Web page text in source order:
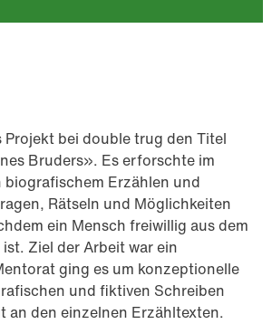
Projekt bei double trug den Titel
Bruders». Es erforschte im
biografischem Erzählen und
Rätseln und Möglichkeiten
ein Mensch freiwillig aus dem
Ziel der Arbeit war ein
ging es um konzeptionelle
und fiktiven Schreiben
an den einzelnen Erzähltexten.